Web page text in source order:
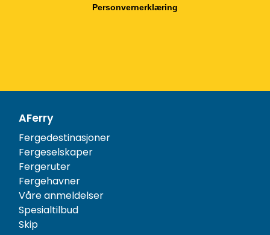
Personvernerklæring
AFerry
Fergedestinasjoner
Fergeselskaper
Fergeruter
Fergehavner
Våre anmeldelser
Spesialtilbud
Skip